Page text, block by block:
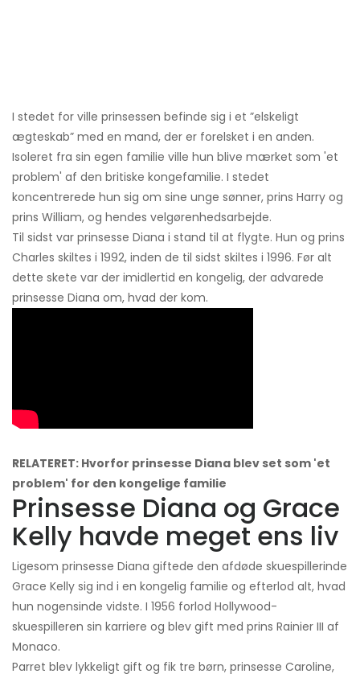
I stedet for ville prinsessen befinde sig i et ”elskeligt
ægteskab” med en mand, der er forelsket i en anden.
Isoleret fra sin egen familie ville hun blive mærket som 'et
problem' af den britiske kongefamilie. I stedet
koncentrerede hun sig om sine unge sønner, prins Harry og
prins William, og hendes velgørenhedsarbejde.
Til sidst var prinsesse Diana i stand til at flygte. Hun og prins
Charles skiltes i 1992, inden de til sidst skiltes i 1996. Før alt
dette skete var der imidlertid en kongelig, der advarede
prinsesse Diana om, hvad der kom.
RELATERET: Hvorfor prinsesse Diana blev set som 'et
problem' for den kongelige familie
Prinsesse Diana og Grace
Kelly havde meget ens liv
Ligesom prinsesse Diana giftede den afdøde skuespillerinde
Grace Kelly sig ind i en kongelig familie og efterlod alt, hvad
hun nogensinde vidste. I 1956 forlod Hollywood-
skuespilleren sin karriere og blev gift med prins Rainier III af
Monaco.
Parret blev lykkeligt gift og fik tre børn, prinsesse Caroline,